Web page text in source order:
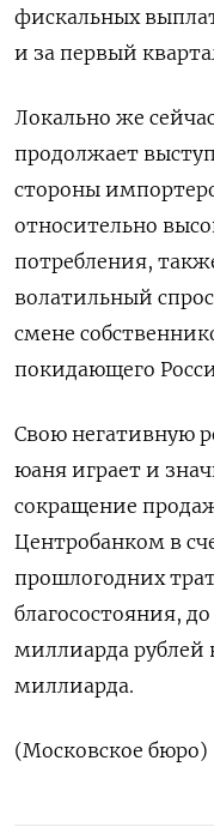
фискальных
и за первый
Локально же
продолжает
стороны
относительно
потребления,
волатильный
смене
покидающего
Свою негативную
юаня играет и
сокращение
Центробанком в
прошлогодних
благосостояния,
миллиарда рублей
миллиарда.
(Московское бюро)